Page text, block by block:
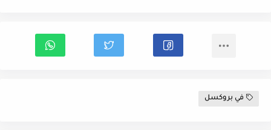
في بروكسل